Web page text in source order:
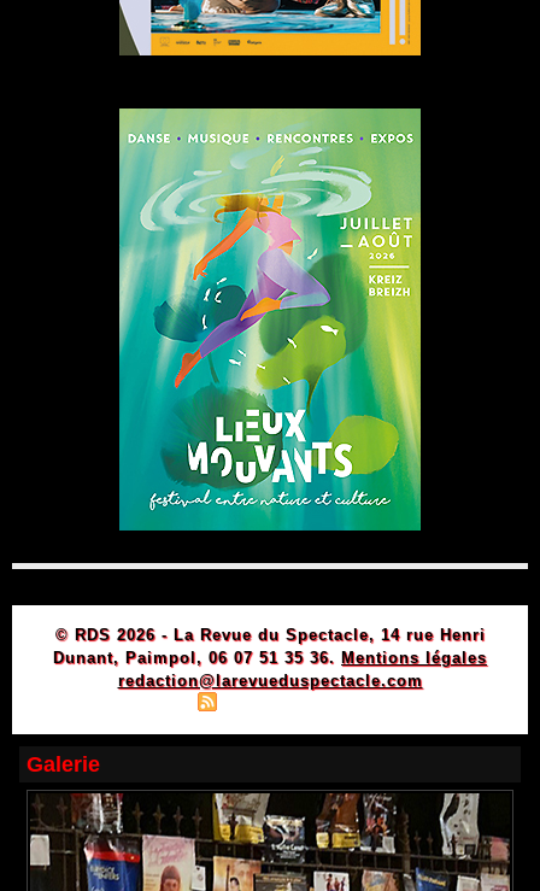
© RDS 2026 - La Revue du Spectacle, 14 rue Henri
Dunant, Paimpol, 06 07 51 35 36. Mentions légales
redaction@larevueduspectacle.com
Galerie